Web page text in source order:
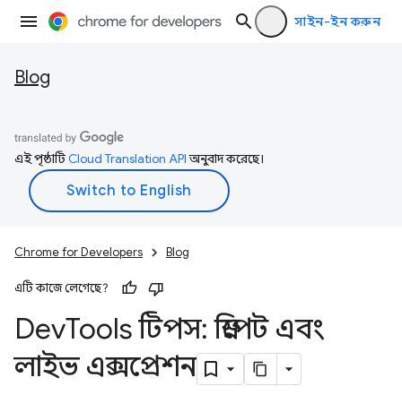
সাইন-ইন করুন
Blog
এই পৃষ্ঠাটিCloud Translation APIঅনুবাদ করেছে।
Chrome for Developers Blog
এটি কাজে লেগেছে?
DevTools টিপস: স্নিপেট এবং
লাইভ এক্সপ্রেশন